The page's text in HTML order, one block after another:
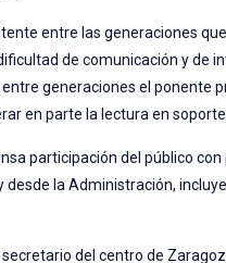
entre las generaciones
de comunicación y de
generaciones el ponente
en parte la lectura en
participación del público
desde la Administración,
del centro de